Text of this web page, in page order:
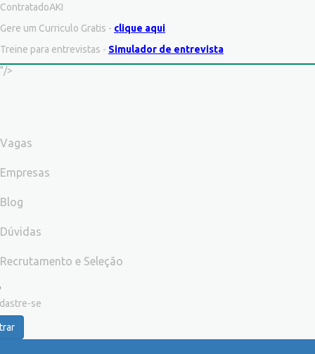
ContratadoAKI
Gere um Curriculo Gratis - clique aqui
Treine para entrevistas - Simulador de entrevista
"/>
Vagas
Empresas
Blog
Dúvidas
Recrutamento e Seleção
se